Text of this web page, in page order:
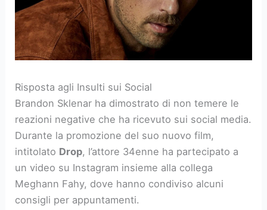
Risposta agli Insulti sui Social
Brandon Sklenar ha dimostrato di non temere le
reazioni negative che ha ricevuto sui social media.
Durante la promozione del suo nuovo film,
intitolato Drop, l’attore 34enne ha partecipato a
un video su Instagram insieme alla collega
Meghann Fahy, dove hanno condiviso alcuni
consigli per appuntamenti.